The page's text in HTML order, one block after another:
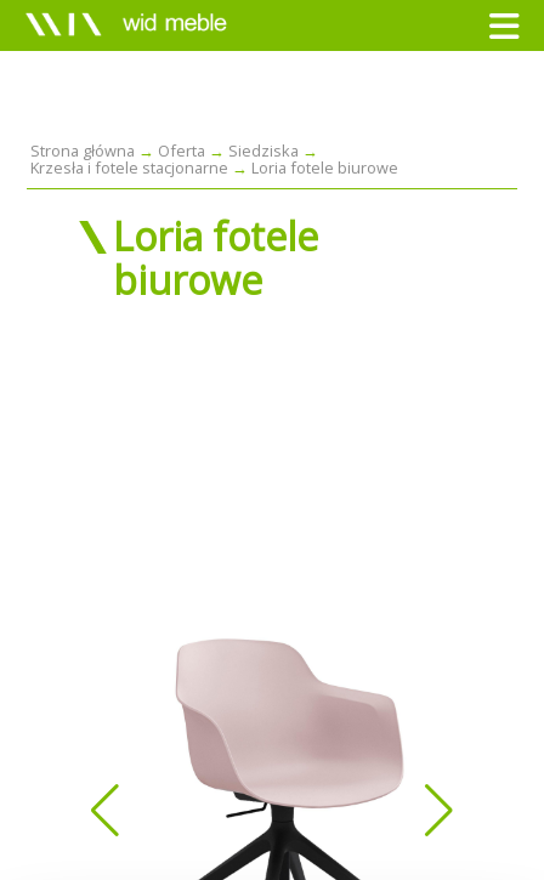
Strona główna Oferta Siedziska
Krzesła i fotele stacjonarne Loria fotele biurowe
Loria fotele
biurowe